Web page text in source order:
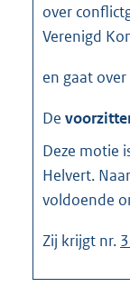
over
Verenigd
en gaat
De
Deze motie
Helvert.
voldoende
Zij krijgt nr.